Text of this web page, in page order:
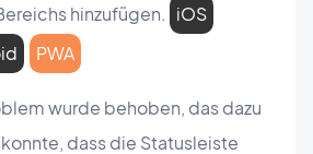
hinzufügen. iOS
PWA
wurde behoben, das dazu
dass die Statusleiste